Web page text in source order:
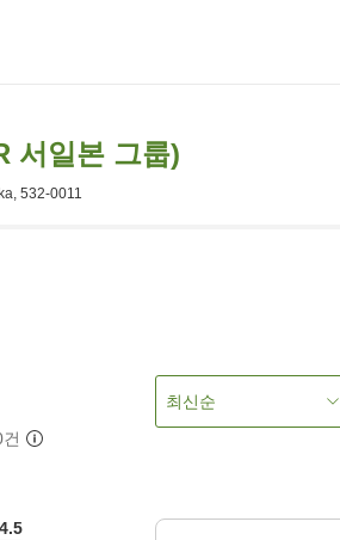
서일본 그룹)
532-0011
건
4.5
최신순